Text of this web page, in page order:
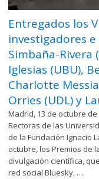
Entregados los
investigadores
Simbaña-Rivera
Iglesias (UBU),
Charlotte
Orries (UDL) y
Madrid, 13 de octubre
Rectoras de las
de la Fundación Ignacio
octubre, los Premios de
divulgación científica,
red social Bluesky, …